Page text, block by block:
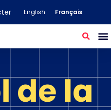
English Français
de la